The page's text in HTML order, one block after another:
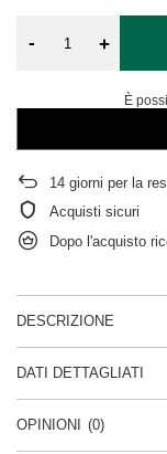
- +
È
14 giorni per la
Acquisti sicuri
Dopo l'acquisto
DESCRIZIONE
DATI DETTAGLIATI
OPINIONI (0)